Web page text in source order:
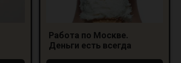
Работа по Москве.
Деньги есть всегда